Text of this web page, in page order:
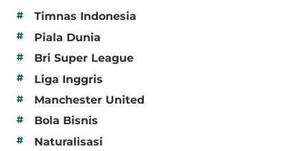
#
Timnas Indonesia
# Piala Dunia
# Bri Super League
# Liga Inggris
# Manchester United
# Bola Bisnis
# Naturalisasi